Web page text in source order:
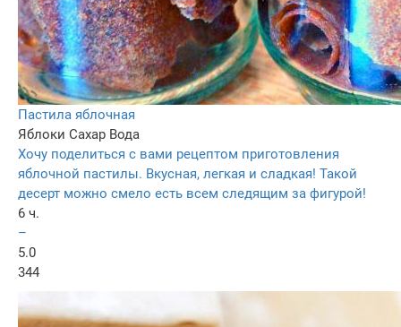
Пастила яблочная
Яблоки Сахар Вода
Хочу поделиться с вами рецептом приготовления
яблочной пастилы. Вкусная, легкая и сладкая! Такой
десерт можно смело есть всем следящим за фигурой!
6 ч.
–
5.0
344